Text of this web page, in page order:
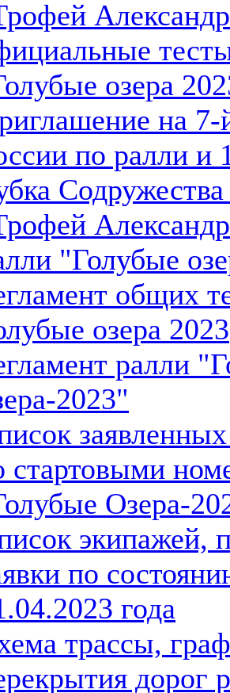
озера
на 7-
по ралли и
"Голубые
общих
озера 2023
ралли
2023"
стартовыми
Озера-
экипажей,
по
года
трассы,
дорог